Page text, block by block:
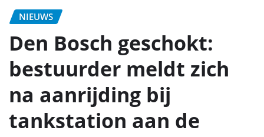
NIEUWS
Den Bosch geschokt:
bestuurder meldt zich
na aanrijding bij
tankstation aan de